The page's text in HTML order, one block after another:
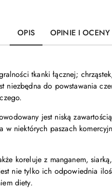
OPIS OPINIE I
tkanki łącznej;
niezbędna do powstawania
jest niską
niektórych paszach
koreluje z manganem,
nie tylko ich odpowiednia
diety.